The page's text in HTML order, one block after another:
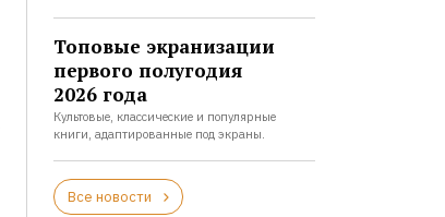
Топовые экранизации
первого полугодия
2026 года
Культовые, классические и популярные
книги, адаптированные под экраны.
Все новости